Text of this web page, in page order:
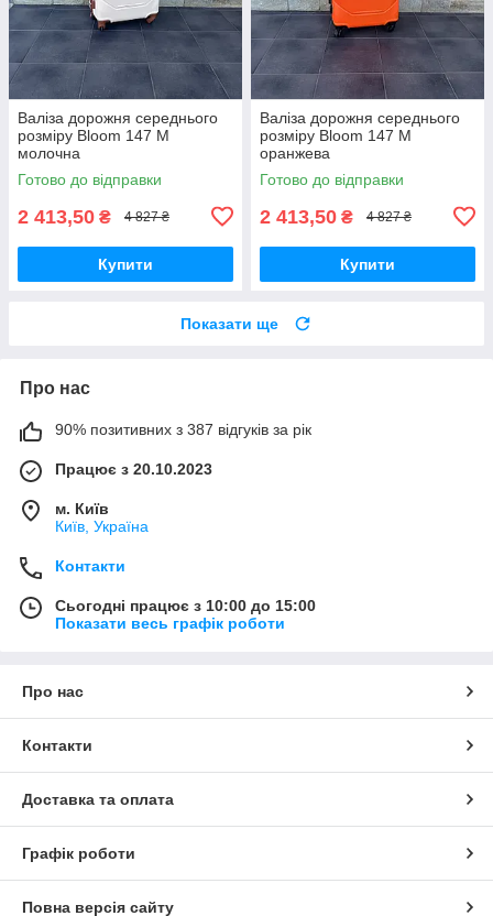
Валіза дорожня середнього
розміру Bloom 147 M
молочна
Готово до відправки
2 413,50 ₴ 4 827 ₴
Купити
Валіза дорожня середнього
розміру Bloom 147 M
оранжева
Готово до відправки
2 413,50 ₴ 4 827 ₴
Купити
Показати ще
Про нас
90% позитивних з 387 відгуків за рік
Працює з 20.10.2023
м. Київ
Київ, Україна
Контакти
Сьогодні працює з 10:00 до 15:00
Показати весь графік роботи
Про нас
Контакти
Доставка та оплата
Графік роботи
Повна версія сайту